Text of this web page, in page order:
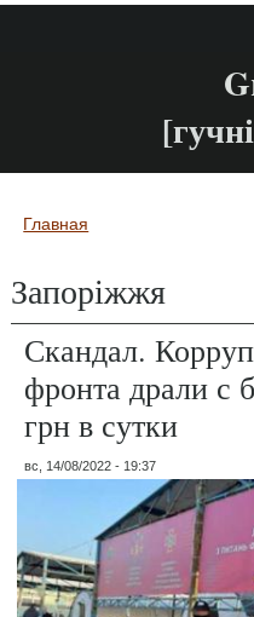
Вы здесь
Главная
Запоріжжя
Скандал.
фронта драли с
грн в сутки
вс, 14/08/2022 - 19:37